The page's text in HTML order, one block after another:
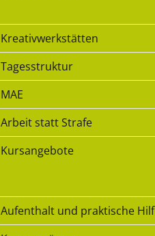
Kreativwerkstätten
Tagesstruktur
MAE
Arbeit statt Strafe
Kursangebote
Aufenthalt und praktische